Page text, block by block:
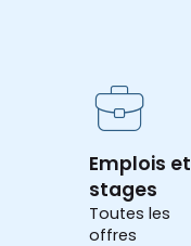
Emplois et
stages
Toutes les
offres